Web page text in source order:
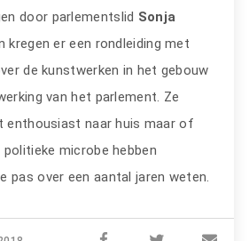
door parlementslid Sonja
kregen er een rondleiding met
de kunstwerken in het gebouw
van het parlement. Ze
enthousiast naar huis maar of
politieke microbe hebben
pas over een aantal jaren weten.